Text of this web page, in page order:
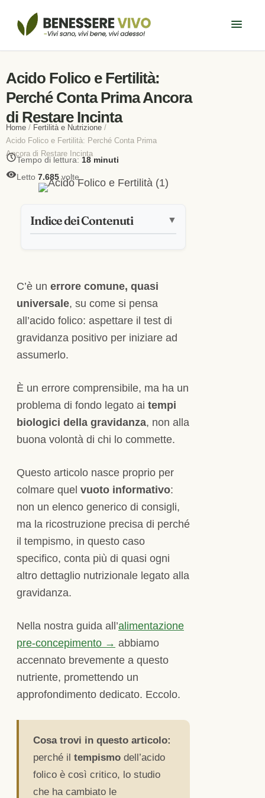
Acido Folico e Fertilità:
Perché Conta Prima Ancora
di Restare Incinta
Home / Fertilità e Nutrizione /
Acido Folico e Fertilità: Perché Conta Prima
Ancora di Restare Incinta
Tempo di lettura:18 minuti
Letto 7.685volte
Indice dei Contenuti ▼
C’è un errore comune, quasi
universale, su come si pensa
all’acido folico: aspettare il test di
gravidanza positivo per iniziare ad
assumerlo.
È un errore comprensibile, ma ha un
problema di fondo legato ai tempi
biologici della gravidanza, non alla
buona volontà di chi lo commette.
Questo articolo nasce proprio per
colmare quel vuoto informativo:
non un elenco generico di consigli,
ma la ricostruzione precisa di perché
il tempismo, in questo caso
specifico, conta più di quasi ogni
altro dettaglio nutrizionale legato alla
gravidanza.
Nella nostra guida all’alimentazione
pre-concepimento → abbiamo
accennato brevemente a questo
nutriente, promettendo un
approfondimento dedicato. Eccolo.
Cosa trovi in questo articolo:
perché il tempismo dell’acido
folico è così critico, lo studio
che ha cambiato le